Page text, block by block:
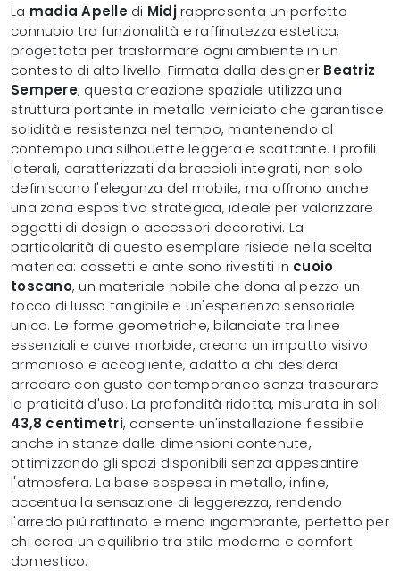
La madia Apelledi Midjrappresenta un perfetto
connubio tra funzionalità e raffinatezza estetica,
progettata per trasformare ogni ambiente in un
contesto di alto livello. Firmata dalla designer Beatriz
Sempere, questa creazione spaziale utilizza una
struttura portante in metallo verniciato che garantisce
solidità e resistenza nel tempo, mantenendo al
contempo una silhouette leggera e scattante. I profili
laterali, caratterizzati da braccioli integrati, non solo
definiscono l'eleganza del mobile, ma offrono anche
una zona espositiva strategica, ideale per valorizzare
oggetti di design o accessori decorativi. La
particolarità di questo esemplare risiede nella scelta
materica: cassetti e ante sono rivestiti in cuoio
toscano, un materiale nobile che dona al pezzo un
tocco di lusso tangibile e un'esperienza sensoriale
unica. Le forme geometriche, bilanciate tra linee
essenziali e curve morbide, creano un impatto visivo
armonioso e accogliente, adatto a chi desidera
arredare con gusto contemporaneo senza trascurare
la praticità d'uso. La profondità ridotta, misurata in soli
43,8 centimetri, consente un'installazione flessibile
anche in stanze dalle dimensioni contenute,
ottimizzando gli spazi disponibili senza appesantire
l'atmosfera. La base sospesa in metallo, infine,
accentua la sensazione di leggerezza, rendendo
l'arredo più raffinato e meno ingombrante, perfetto per
chi cerca un equilibrio tra stile moderno e comfort
domestico.